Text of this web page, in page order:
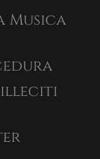
Musica
illeciti